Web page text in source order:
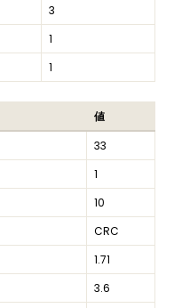
3
1
1
値
33
1
10
CRC
1.71
3.6